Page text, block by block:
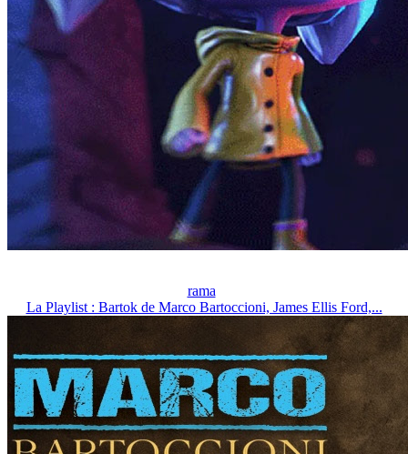
rama
La Playlist : Bartok de Marco Bartoccioni, James Ellis Ford,...